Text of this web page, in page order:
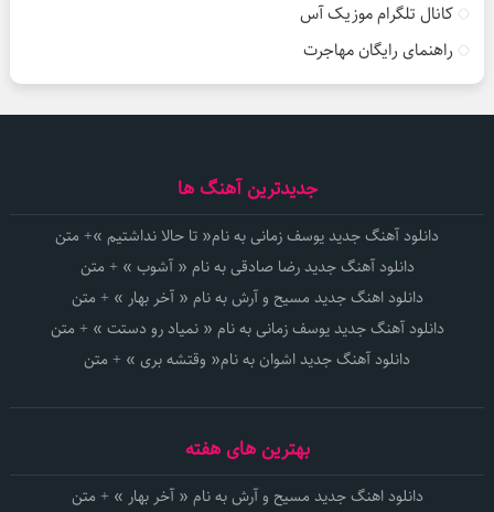
کانال تلگرام موزیک آس
راهنمای رایگان مهاجرت
جدیدترین آهنگ ها
دانلود آهنگ جدید یوسف زمانی به نام« تا حالا نداشتیم »+ متن
دانلود آهنگ جدید رضا صادقی به نام « آشوب » + متن
دانلود اهنگ جدید مسیح و آرش به نام « آخر بهار » + متن
دانلود آهنگ جدید یوسف زمانی به نام « نمیاد رو دستت » + متن
دانلود آهنگ جدید اشوان به نام« وقتشه بری » + متن
بهترین های هفته
دانلود اهنگ جدید مسیح و آرش به نام « آخر بهار » + متن